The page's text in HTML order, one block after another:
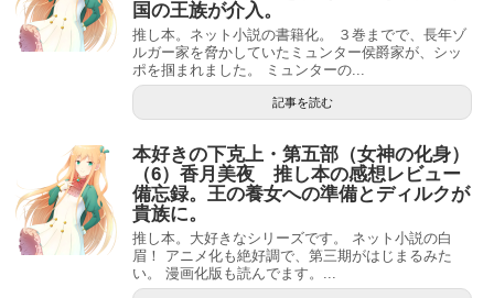
国の王族が介入。
推し本。ネット小説の書籍化。 ３巻までで、長年ゾ
ルガー家を脅かしていたミュンター侯爵家が、シッ
ポを掴まれました。 ミュンターの...
記事を読む
本好きの下克上・第五部（女神の化身）
（6）香月美夜 推し本の感想レビュー
備忘録。王の養女への準備とディルクが
貴族に。
推し本。大好きなシリーズです。 ネット小説の白
眉！ アニメ化も絶好調で、第三期がはじまるみた
い。 漫画化版も読んでます。...